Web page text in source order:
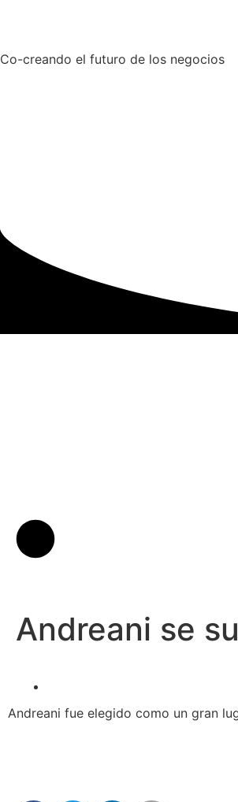
Co-creando el futuro de los negocios
Andreani se
Andreani fue elegido como un gran